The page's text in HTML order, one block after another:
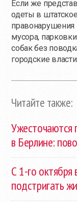
Если же
одеты в
правонарушения
мусора,
собак без
городские власти.
Читайте также:
Ужесточаются
в Берлине:
С 1-го октября
подстригать